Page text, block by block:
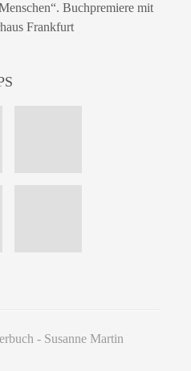
Buchpremiere mit
Frankfurt
- Susanne Martin